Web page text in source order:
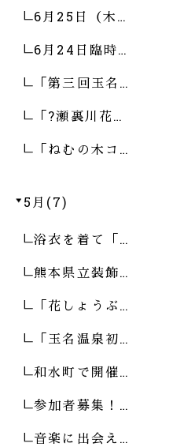
6月25日（木…
6月24日臨時…
「第三回玉名…
「?瀬裏川花…
「ねむの木コ…
5月(7)
浴衣を着て「…
熊本県立装飾…
「花しょうぶ…
「玉名温泉初…
和水町で開催…
参加者募集！…
音楽に出会え…